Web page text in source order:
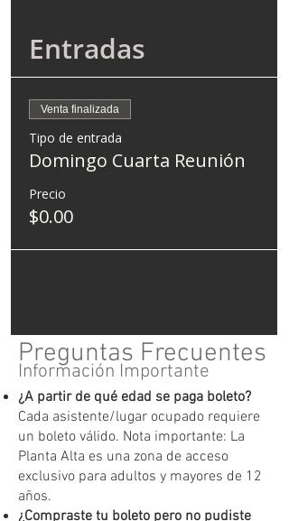
Entradas
Venta finalizada
Tipo de entrada
Domingo Cuarta Reunión
Precio
$0.00
Preguntas Frecuentes
Información Importante
¿A partir de qué edad se paga boleto?
Cada asistente/lugar ocupado requiere
un boleto válido. Nota importante: La
Planta Alta es una zona de acceso
exclusivo para adultos y mayores de 12
años.
¿Compraste tu boleto pero no pudiste